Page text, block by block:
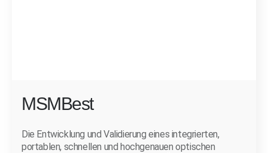
MSMBest
Die Entwicklung und Validierung eines integrierten,
portablen, schnellen und hochgenauen optischen